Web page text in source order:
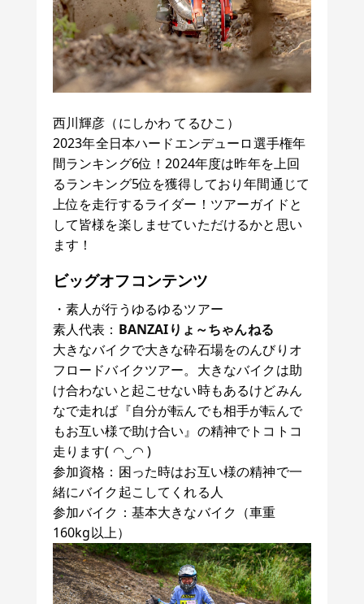
西川輝彦（にしかわ てるひこ）
2023年全日本ハードエンデューロ選手権年
間ランキング6位！2024年度は昨年を上回
るランキング5位を獲得しており年間通じて
上位を走行するライダー！ツアーガイドと
して皆様を楽しませていただけるかと思い
ます！
ビッグオフコンテンツ
・素人が行うゆるゆるツアー
素人代表： BANZAIりょ～ちゃんねる
大きなバイクで大きな砕石場をのんびりオ
フロードバイクツアー。大きなバイクは助
け合わないと起こせない時もあるけどみん
なで走れば『自分が転んでも相手が転んで
もお互い様で助け合い』の精神でトコトコ
走ります( ◠‿◠ )
参加資格：困った時はお互い様の精神で一
緒にバイク起こしてくれる人
参加バイク：基本大きなバイク（車重
160kg以上）